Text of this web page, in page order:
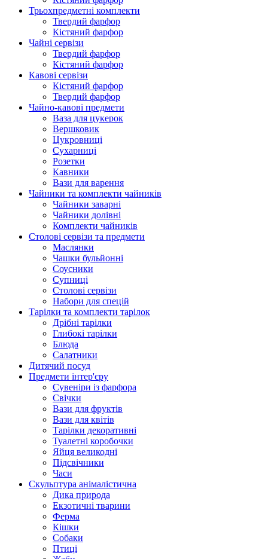
Трьохпредметні комплекти
Твердий фарфор
Кістяний фарфор
Чайні сервізи
Твердий фарфор
Кістяний фарфор
Кавові сервізи
Кістяний фарфор
Твердий фарфор
Чайно-кавові предмети
Ваза для цукерок
Вершковик
Цукровниці
Сухарниці
Розетки
Кавники
Вази для варення
Чайники та комплекти чайників
Чайники заварні
Чайники долівні
Комплекти чайників
Столові сервізи та предмети
Маслянки
Чашки бульйонні
Соусники
Супниці
Столові сервізи
Набори для спецій
Тарілки та комплекти тарілок
Дрібні тарілки
Глибокі тарілки
Блюда
Салатники
Дитячий посуд
Предмети інтер'єру
Сувеніри із фарфора
Свічки
Вази для фруктів
Вази для квітів
Тарілки декоративні
Туалетні коробочки
Яйця великодні
Підсвічники
Часи
Скульптура анімалістична
Дика природа
Екзотичні тварини
Ферма
Кішки
Собаки
Птиці